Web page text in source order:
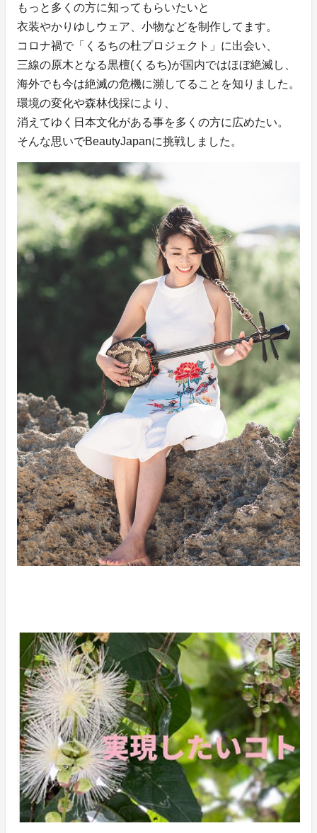
もっと多くの方に知ってもらいたいと
衣装やかりゆしウェア、小物などを制作してます。
コロナ禍で「くるちの杜プロジェクト」に出会い、
三線の原木となる黒檀(くるち)が国内ではほぼ絶滅し、
海外でも今は絶滅の危機に瀕してることを知りました。
環境の変化や森林伐採により、
消えてゆく日本文化がある事を多くの方に広めたい。
そんな思いでBeautyJapanに挑戦しました。